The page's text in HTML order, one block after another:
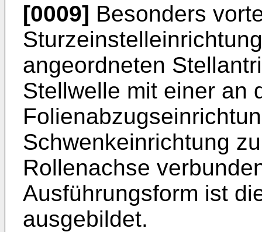
[0009] Besonders
angeordneten
Stellwelle mit einer an
Schwenkeinrichtung
Rollenachse
Ausführungsform ist
ausgebildet.